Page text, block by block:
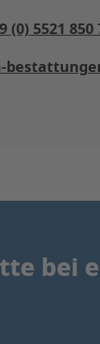
(0) 5521 850
bei